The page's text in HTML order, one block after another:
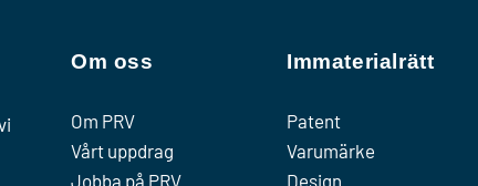
Om oss
Om PRV
Vårt uppdrag
Jobba på PRV
Immaterialrätt
Patent
Varumärke
Design